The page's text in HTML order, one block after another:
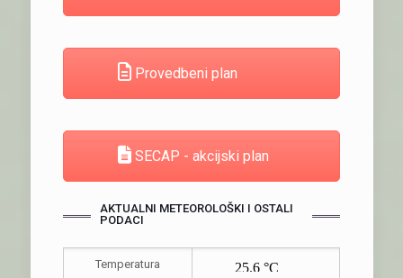
Provedbeni plan
SECAP - akcijski plan
AKTUALNI METEOROLOŠKI I OSTALI
PODACI
Temperatura